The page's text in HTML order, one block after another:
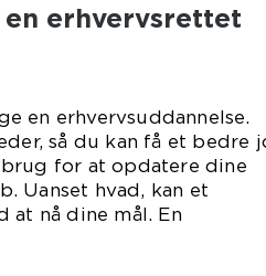
erhvervsrettet
en erhvervsuddannelse.
så du kan få et bedre
brug for at opdatere dine
Uanset hvad, kan et
at nå dine mål. En